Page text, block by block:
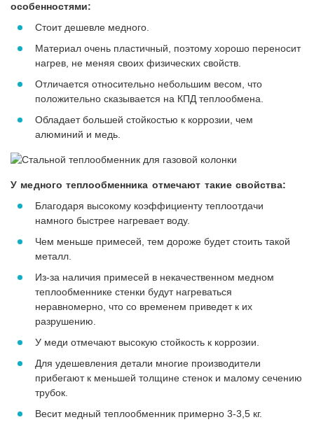
особенностями:
Стоит дешевле медного.
Материал очень пластичный, поэтому хорошо переносит
нагрев, не меняя своих физических свойств.
Отличается относительно небольшим весом, что
положительно сказывается на КПД теплообмена.
Обладает большей стойкостью к коррозии, чем
алюминий и медь.
У медного теплообменника отмечают такие свойства:
Благодаря высокому коэффициенту теплоотдачи
намного быстрее нагревает воду.
Чем меньше примесей, тем дороже будет стоить такой
металл.
Из-за наличия примесей в некачественном медном
теплообменнике стенки будут нагреваться
неравномерно, что со временем приведет к их
разрушению.
У меди отмечают высокую стойкость к коррозии.
Для удешевления детали многие производители
прибегают к меньшей толщине стенок и малому сечению
трубок.
Весит медный теплообменник примерно 3-3,5 кг.